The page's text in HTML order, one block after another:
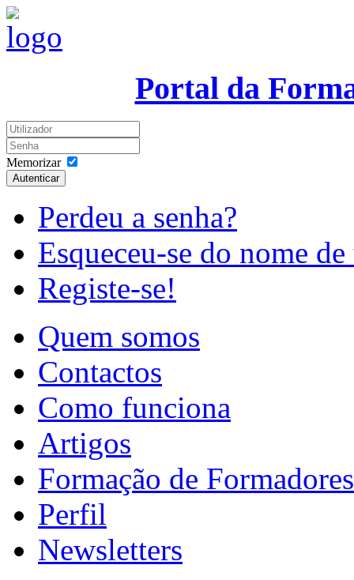
Portal da
Memorizar
Autenticar
Perdeu a senha?
Esqueceu-se do nome
Registe-se!
Quem somos
Contactos
Como funciona
Artigos
Formação de Formadores
Perfil
Newsletters